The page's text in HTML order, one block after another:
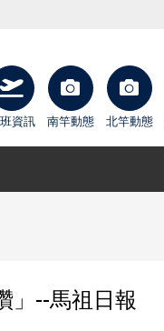
資訊 南竿動態 北竿動態
」--馬祖日報